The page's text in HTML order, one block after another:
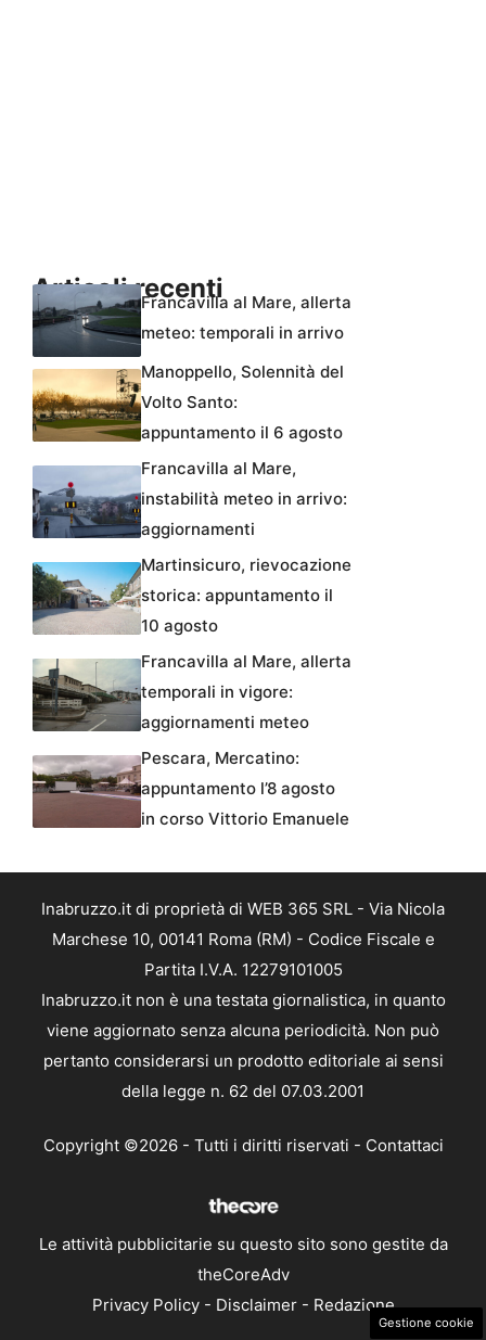
Articoli recentiFrancavilla al Mare, allerta
meteo: temporali in arrivo
Manoppello, Solennità del
Volto Santo:
appuntamento il 6 agosto
Francavilla al Mare,
instabilità meteo in arrivo:
aggiornamenti
Martinsicuro, rievocazione
storica: appuntamento il
10 agosto
Francavilla al Mare, allerta
temporali in vigore:
aggiornamenti meteo
Pescara, Mercatino:
appuntamento l’8 agosto
in corso Vittorio Emanuele
Inabruzzo.it di proprietà di WEB 365 SRL - Via Nicola
Marchese 10, 00141 Roma (RM) - Codice Fiscale e
Partita I.V.A. 12279101005
Inabruzzo.it non è una testata giornalistica, in quanto
viene aggiornato senza alcuna periodicità. Non può
pertanto considerarsi un prodotto editoriale ai sensi
della legge n. 62 del 07.03.2001
Copyright ©2026 - Tutti i diritti riservati - Contattaci
Le attività pubblicitarie su questo sito sono gestite da
theCoreAdv
Privacy Policy- Disclaimer- Redazione
Gestione cookie